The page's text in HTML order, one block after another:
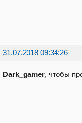
31.07.2018 09:34:26
Dark_gamer, чтобы